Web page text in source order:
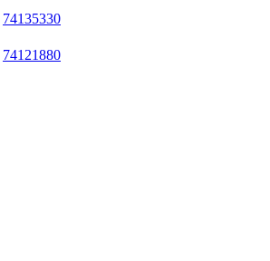
74135330
74121880